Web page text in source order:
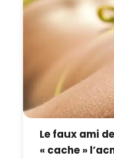
Le faux ami
« cache »